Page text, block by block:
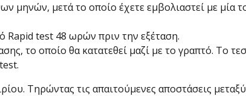
μηνών, μετά το οποίο έχετε εμβολιαστεί με μία
Rapid test 48 ωρών πριν την εξέταση.
το οποίο θα κατατεθεί μαζί με το γραπτό. Το
Τηρώντας τις απαιτούμενες αποστάσεις